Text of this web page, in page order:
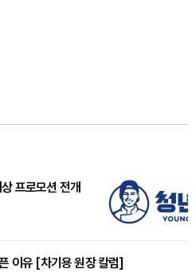
프로모션 전개
이유 [차기용 원장 칼럼]